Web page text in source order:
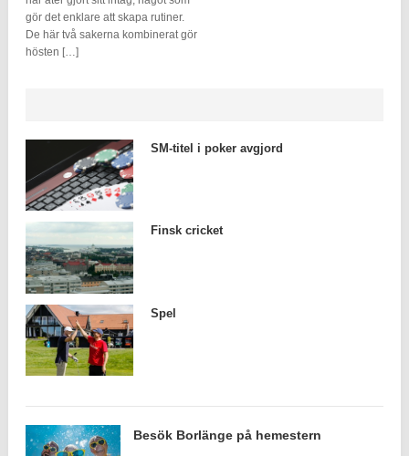
gör det enklare att skapa rutiner.
De här två sakerna kombinerat gör
hösten […]
SM-titel i poker avgjord
Finsk cricket
Spel
Besök Borlänge på hemestern